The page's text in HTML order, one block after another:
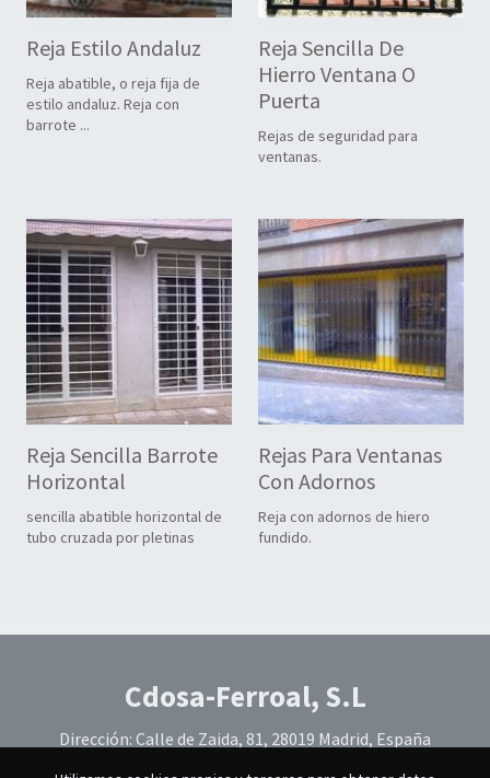
Reja Estilo Andaluz
Reja abatible, o reja fija de
estilo andaluz. Reja con
barrote ...
Reja Sencilla De
Hierro Ventana O
Puerta
Rejas de seguridad para
ventanas.
Reja Sencilla Barrote
Horizontal
sencilla abatible horizontal de
tubo cruzada por pletinas
Rejas Para Ventanas
Con Adornos
Reja con adornos de hiero
fundido.
Cdosa-Ferroal, S.L
Dirección: Calle de Zaida, 81, 28019 Madrid, España